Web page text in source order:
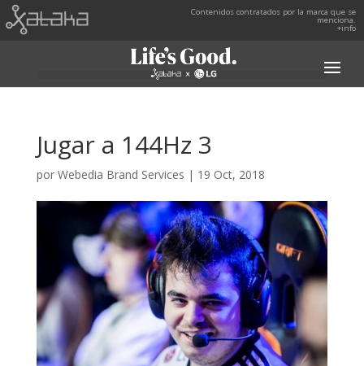
Contenidos contratados por la marca que se
menciona.
+info
Jugar a 144Hz 3
por Webedia Brand Services | 19 Oct, 2018